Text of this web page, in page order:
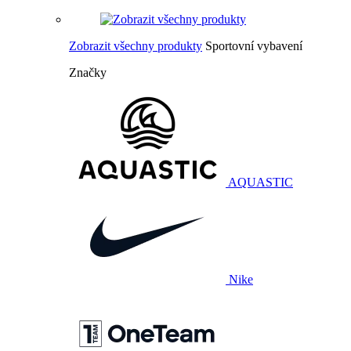
Zobrazit všechny produkty Sportovní vybavení
Značky
AQUASTIC
Nike